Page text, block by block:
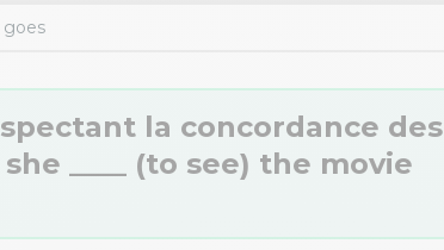
goes
la concordance des
____ (to see) the movie